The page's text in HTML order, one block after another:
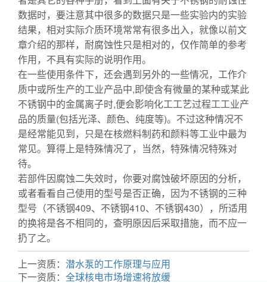
数据时，要注意其中很多的数据只是一些实验内的实验
结果，相对实际介质环境常常有很多出入，就像以前文
章介绍的那样，耐腐蚀性只是相对的，仅作简单的参考
作用，不具有实际的说明作用。
在一些使用条件下，还会遇到另外的一些情况，工作介
质中或所生产的工业产品中,即使含有微量的某种或某此
不锈钢中的金属离子时,便会影响化工工艺过程工工业产
品的质量(包括光泽、颜色、纯度等)。不过这种情况不
是经常能见到，只是在核燃料制药和颜料等工业中最为
常见。算得上是特殊情况了，当然，特殊情况特殊对
待。
若部件因腐蚀二失效时，你要对腐蚀破坏原因的分析，
或者看看自己使用的型号是否正确，因为不锈钢的三种
型号（不锈钢409、不锈钢410、不锈钢430），所适用
的换将是各不相同的，查明原因后采取措施，而不应一
扔了之。
上一资质： 潜水泵的工作原理与应用
下一资质： 全球核电市场增速将放缓